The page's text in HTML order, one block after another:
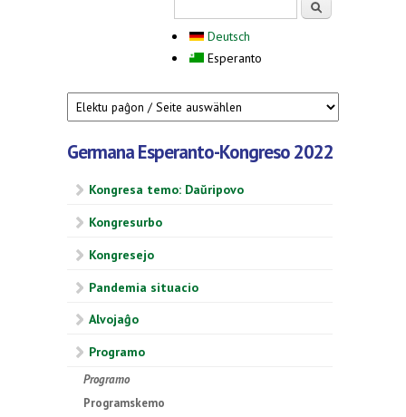
Deutsch
Esperanto
Germana Esperanto-Kongreso 2022
Kongresa temo: Daŭripovo
Kongresurbo
Kongresejo
Pandemia situacio
Alvojaĝo
Programo
Programo
Programskemo